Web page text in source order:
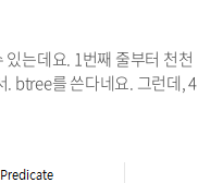
는데요. 1번째 줄부터 천천
btree를 쓴다네요. 그런데, 4